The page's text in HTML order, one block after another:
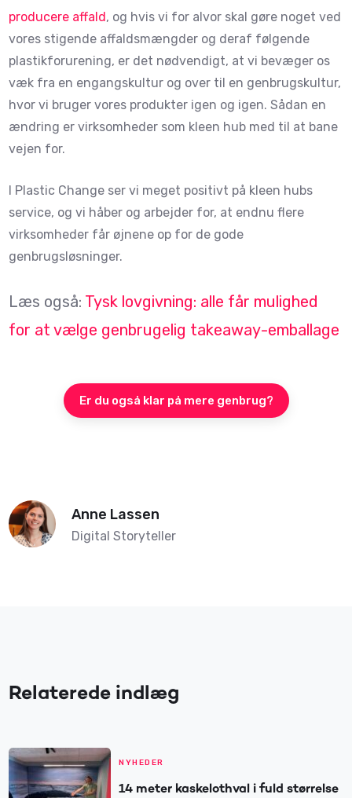
producere affald, og hvis vi for alvor skal gøre noget ved
vores stigende affaldsmængder og deraf følgende
plastikforurening, er det nødvendigt, at vi bevæger os
væk fra en engangskultur og over til en genbrugskultur,
hvor vi bruger vores produkter igen og igen. Sådan en
ændring er virksomheder som kleen hub med til at bane
vejen for.
I Plastic Change ser vi meget positivt på kleen hubs
service, og vi håber og arbejder for, at endnu flere
virksomheder får øjnene op for de gode
genbrugsløsninger.
Læs også: Tysk lovgivning: alle får mulighed
for at vælge genbrugelig takeaway-emballage
Er du også klar på mere genbrug?
Anne Lassen
Digital Storyteller
Relaterede indlæg
NYHEDER
14 meter kaskelothval i fuld størrelse